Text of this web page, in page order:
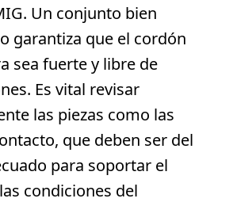
Un conjunto bien
garantiza que el cordón
sea fuerte y libre de
Es vital revisar
las piezas como las
que deben ser del
para soportar el
condiciones del